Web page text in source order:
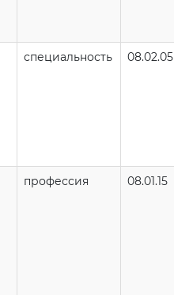
специальность 08.02.05
профессия 08.01.15